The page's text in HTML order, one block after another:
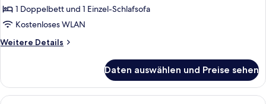
1 Doppelbett und 1 Einzel-Schlafsofa
Kostenloses WLAN
Weitere Details
Weitere
Zimmer
Daten auswählen und Preise sehen
Alle
Ein modernes Hotelzimmer mit